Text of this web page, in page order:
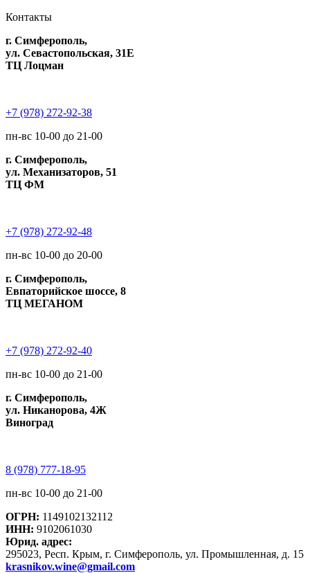
Контакты
г. Симферополь,
ул. Севастопольская, 31Е
ТЦ Лоцман
+7 (978) 272-92-38
пн-вс 10-00 до 21-00
г. Симферополь,
ул. Механизаторов, 51
ТЦ ФМ
+7 (978) 272-92-48
пн-вс 10-00 до 20-00
г. Симферополь,
Евпаторийское шоссе, 8
ТЦ МЕГАНОМ
+7 (978) 272-92-40
пн-вс 10-00 до 21-00
г. Симферополь,
ул. Никанорова, 4Ж
Виноград
8 (978) 777-18-95
пн-вс 10-00 до 21-00
ОГРН: 1149102132112
ИНН: 9102061030
Юрид. адрес:
295023, Респ. Крым, г. Симферополь, ул. Промышленная, д. 15
krasnikov.wine@gmail.com